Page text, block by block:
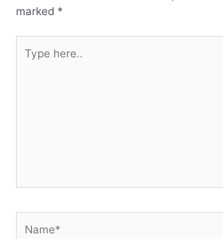
marked *